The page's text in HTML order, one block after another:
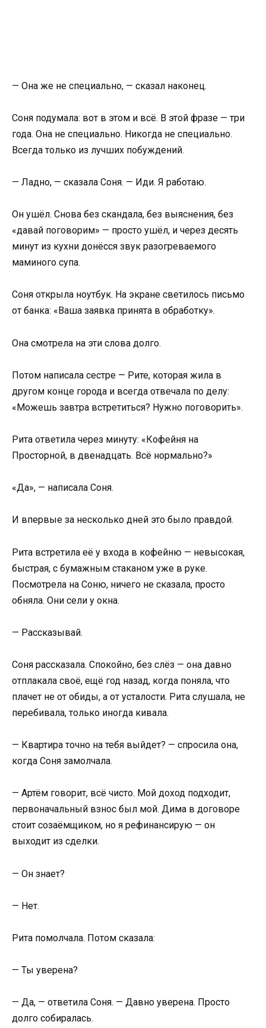
— Она же не специально, — сказал наконец.
Соня подумала: вот в этом и всё. В этой фразе — три
года. Она не специально. Никогда не специально.
Всегда только из лучших побуждений.
— Ладно, — сказала Соня. — Иди. Я работаю.
Он ушёл. Снова без скандала, без выяснения, без
«давай поговорим» — просто ушёл, и через десять
минут из кухни донёсся звук разогреваемого
маминого супа.
Соня открыла ноутбук. На экране светилось письмо
от банка: «Ваша заявка принята в обработку».
Она смотрела на эти слова долго.
Потом написала сестре — Рите, которая жила в
другом конце города и всегда отвечала по делу:
«Можешь завтра встретиться? Нужно поговорить».
Рита ответила через минуту: «Кофейня на
Просторной, в двенадцать. Всё нормально?»
«Да», — написала Соня.
И впервые за несколько дней это было правдой.
Рита встретила её у входа в кофейню — невысокая,
быстрая, с бумажным стаканом уже в руке.
Посмотрела на Соню, ничего не сказала, просто
обняла. Они сели у окна.
— Рассказывай.
Соня рассказала. Спокойно, без слёз — она давно
отплакала своё, ещё год назад, когда поняла, что
плачет не от обиды, а от усталости. Рита слушала, не
перебивала, только иногда кивала.
— Квартира точно на тебя выйдет? — спросила она,
когда Соня замолчала.
— Артём говорит, всё чисто. Мой доход подходит,
первоначальный взнос был мой. Дима в договоре
стоит созаёмщиком, но я рефинансирую — он
выходит из сделки.
— Он знает?
— Нет.
Рита помолчала. Потом сказала:
— Ты уверена?
— Да, — ответила Соня. — Давно уверена. Просто
долго собиралась.